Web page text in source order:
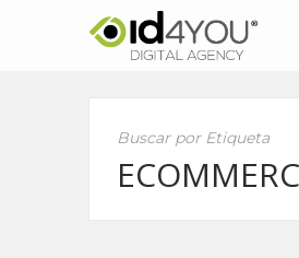
Buscar por Etiqueta